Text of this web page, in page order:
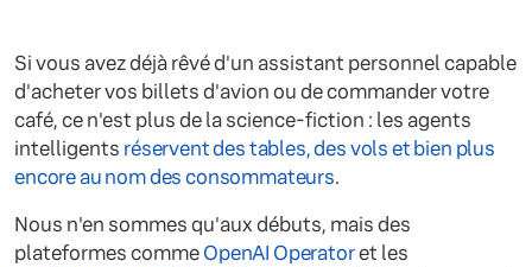
Si vous avez déjà rêvé d'un assistant personnel capable
d'acheter vos billets d'avion ou de commander votre
café, ce n'est plus de la science-fiction : les agents
intelligents réservent des tables, des vols et bien plus
encore au nom des consommateurs.
Nous n'en sommes qu'aux débuts, mais des
plateformes commeOpenAI Operatoret les